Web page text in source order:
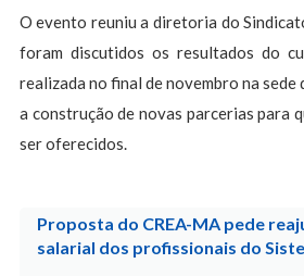
O evento reuniu a diretoria do
foram discutidos os resultados do
realizada no final de novembro na sede
a construção de novas parcerias para
ser oferecidos.
Proposta do CREA-MA pede
salarial dos profissionais do